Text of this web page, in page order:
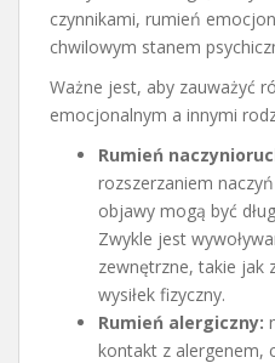
czynnikami, rumień
chwilowym stanem
Ważne jest, aby zauważyć
emocjonalnym a innymi
Rumień
rozszerzaniem
objawy mogą być
Zwykle jest
zewnętrzne, takie jak
wysiłek fizyczny.
Rumień alergiczny:
kontakt z alergenem,